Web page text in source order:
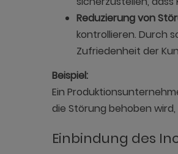
Reduzierung von
kontrollieren. Durch
Zufriedenheit der
Beispiel:
Ein
die Störung behoben
Einbindung des